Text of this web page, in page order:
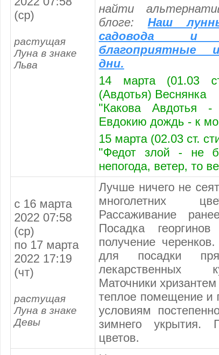
(ср)
растущая
Луна в знаке
Льва
найти
блоге:Наш
садовода и
благоприятные
дни.
14 марта (01.03
(Авдотья) Веснянка
"Какова Авдотья
Евдокию дождь - к
15 марта (02.03 ст.
"Федот злой - не
непогода, ветер, то
с 16 марта
2022 07:58
(ср)
по 17 марта
2022 17:19
(чт)
растущая
Луна в знаке
Девы
Лучше ничего не
многолетних
Рассаживание
Посадка
получение
для посадки
лекарственных
Маточники
теплое помещение и
условиям
зимнего укрытия.
цветов.